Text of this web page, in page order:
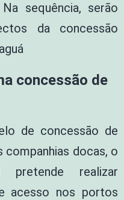
sequência, serão
da concessão
concessão de
de concessão de
docas, o
pretende realizar
acesso nos portos